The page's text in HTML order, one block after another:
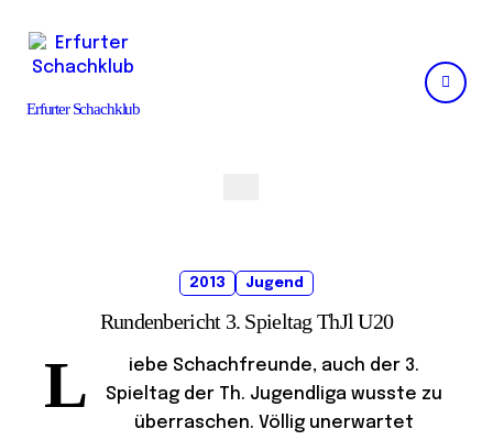
content
Erfurter Schachklub
2013 Jugend
Rundenbericht 3. Spieltag ThJl U20
L
iebe Schachfreunde, auch der 3.
Spieltag der Th. Jugendliga wusste zu
überraschen. Völlig unerwartet